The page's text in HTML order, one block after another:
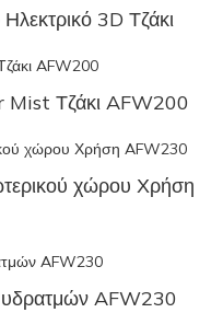
3D Τζάκι
Τζάκι AFW200
χώρου Χρήση
υδρατμών AFW230